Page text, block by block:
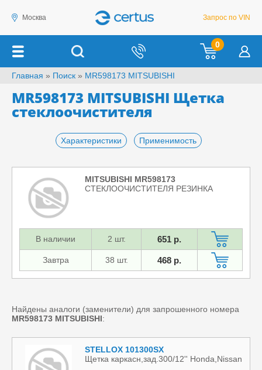
Москва Запрос по VIN
0
Главная » Поиск » MR598173 MITSUBISHI
MR598173 MITSUBISHI Щетка
стеклоочистителя
Характеристики Применимость
MITSUBISHI MR598173
СТЕКЛООЧИСТИТЕЛЯ РЕЗИНКА
В наличии 2 шт. 651 р.
Завтра 38 шт. 468 р.
Найдены аналоги (заменители) для запрошенного номера
MR598173 MITSUBISHI:
STELLOX 101300SX
Щетка каркасн,зад.300/12'' Honda,Nissan